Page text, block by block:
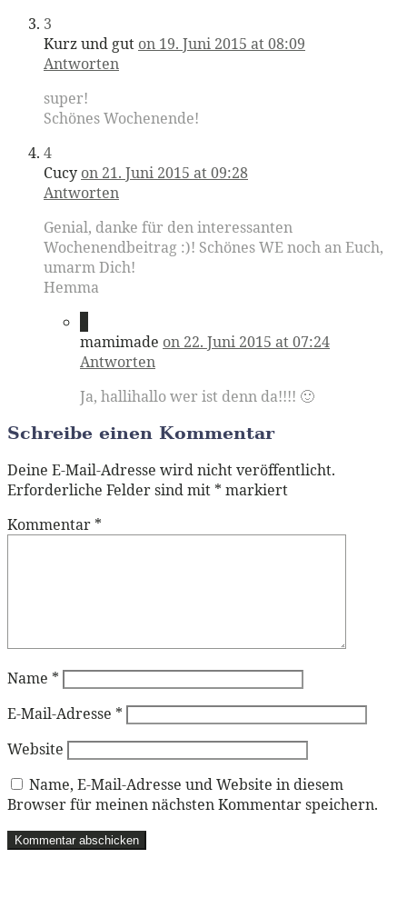
3
Kurz und gut on 19. Juni 2015 at 08:09
Antworten
super!
Schönes Wochenende!
4
Cucy on 21. Juni 2015 at 09:28
Antworten
Genial, danke für den interessanten
Wochenendbeitrag :)! Schönes WE noch an Euch,
umarm Dich!
Hemma
mamimade on 22. Juni 2015 at 07:24
Antworten
Ja, hallihallo wer ist denn da!!!! 🙂
Schreibe einen Kommentar
Deine E-Mail-Adresse wird nicht veröffentlicht.
Erforderliche Felder sind mit * markiert
Kommentar *
Name *
E-Mail-Adresse *
Website
Name, E-Mail-Adresse und Website in diesem
Browser für meinen nächsten Kommentar speichern.